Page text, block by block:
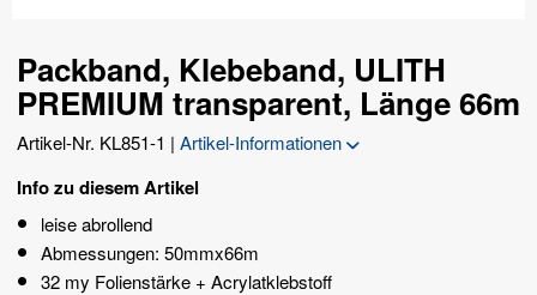
Packband, Klebeband, ULITH
PREMIUM transparent, Länge 66m
Artikel-Nr. KL851-1 | Artikel-Informationen
Info zu diesem Artikel
leise abrollend
Abmessungen: 50mmx66m
32 my Folienstärke + Acrylatklebstoff